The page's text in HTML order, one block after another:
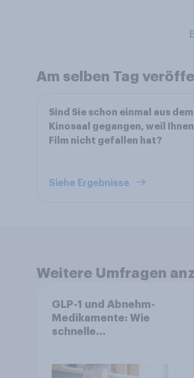
Am selben Tag
Sind Sie schon einmal aus dem
Kinosaal gegangen, weil
Film nicht gefallen hat?
Siehe Ergebnisse
Weitere Umfragen
GLP-1 und Abnehm-
Medikamente: Wie
schnelle
umgestalten